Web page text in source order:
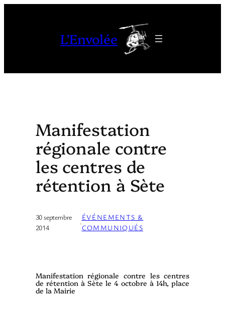
L'Envolée
Manifestation
régionale contre
les centres de
rétention à Sète
30 septembre
2014
·
ÉVÉNEMENTS &
COMMUNIQUÉS
Manifestation régionale contre les centres
de rétention à Sète le 4 octobre à 14h, place
de la Mairie